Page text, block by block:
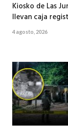
Kiosko de Las
llevan caja
4 agosto, 2026